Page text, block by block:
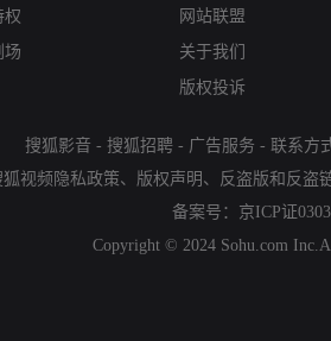
权
场
网站联盟
关于我们
版权投诉
搜狐影音 - 搜狐招聘 - 广告服务 - 联系方
狐视频隐私政策、 版权声明 、 反盗版和反盗
备案号： 京ICP证
Copyright © 2024 Sohu.com